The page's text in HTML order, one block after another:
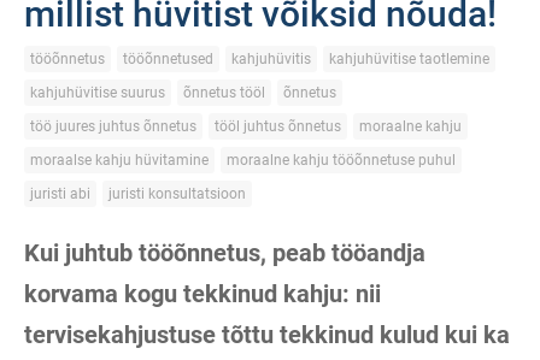
millist hüvitist võiksid nõuda!
tööõnnetus tööõnnetused kahjuhüvitis
kahjuhüvitise taotlemine
kahjuhüvitise suurus
õnnetus tööl
õnnetus
töö juures juhtus õnnetus
tööl juhtus õnnetus
moraalne kahju
moraalse kahju hüvitamine
moraalne kahju tööõnnetuse puhul
juristi abi
juristi konsultatsioon
Kui juhtub tööõnnetus, peab tööandja
korvama kogu tekkinud kahju: nii
tervisekahjustuse tõttu tekkinud kulud kui ka